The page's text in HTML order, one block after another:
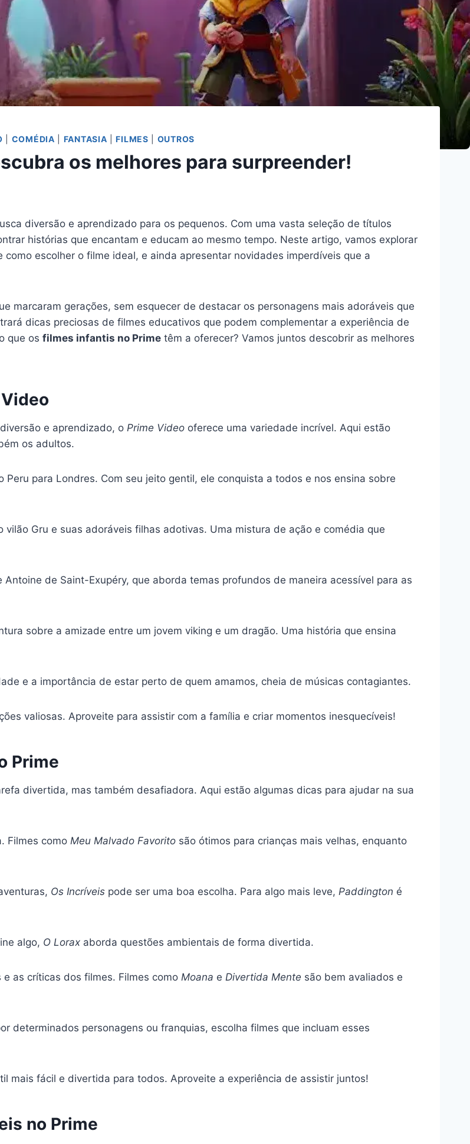
COMÉDIA FANTASIA |FILMES OUTROS
os melhores para surpreender!
diversão e aprendizado para os pequenos. Com uma vasta seleção de títulos
histórias que encantam e educam ao mesmo tempo. Neste artigo, vamos explorar
como escolher o filme ideal, e ainda apresentar novidades imperdíveis que a
marcaram gerações, sem esquecer de destacar os personagens mais adoráveis que
dicas preciosas de filmes educativos que podem complementar a experiência de
que os filmes infantis no Prime têm a oferecer? Vamos juntos descobrir as melhores
e aprendizado, o Prime Video oferece uma variedade incrível. Aqui estão
os adultos.
para Londres. Com seu jeito gentil, ele conquista a todos e nos ensina sobre
vilão Gru e suas adoráveis filhas adotivas. Uma mistura de ação e comédia que
de Saint-Exupéry, que aborda temas profundos de maneira acessível para as
sobre a amizade entre um jovem viking e um dragão. Uma história que ensina
e a importância de estar perto de quem amamos, cheia de músicas contagiantes.
valiosas. Aproveite para assistir com a família e criar momentos inesquecíveis!
Prime
divertida, mas também desafiadora. Aqui estão algumas dicas para ajudar na sua
Filmes como Meu Malvado Favorito são ótimos para crianças mais velhas, enquanto
Os Incríveis pode ser uma boa escolha. Para algo mais leve, Paddington é
algo, O Lorax aborda questões ambientais de forma divertida.
as críticas dos filmes. Filmes como Moana e Divertida Mente são bem avaliados e
determinados personagens ou franquias, escolha filmes que incluam esses
mais fácil e divertida para todos. Aproveite a experiência de assistir juntos!
no Prime